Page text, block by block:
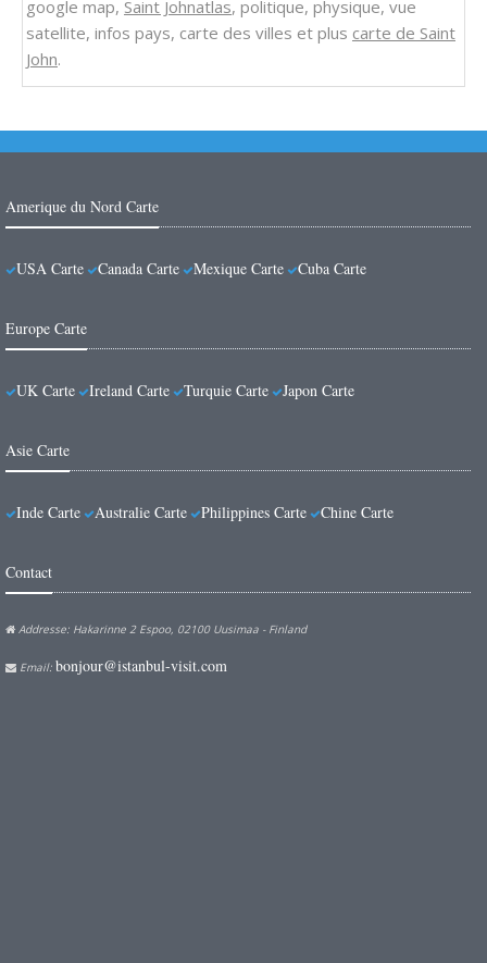
google map, Saint Johnatlas, politique, physique, vue
satellite, infos pays, carte des villes et plus carte de Saint
John.
Amerique du Nord Carte
USA Carte Canada Carte Mexique Carte Cuba Carte
Europe Carte
UK Carte Ireland Carte Turquie Carte Japon Carte
Asie Carte
Inde Carte Australie Carte Philippines Carte Chine Carte
Contact
Addresse: Hakarinne 2 Espoo, 02100 Uusimaa - Finland
Email: bonjour@istanbul-visit.com